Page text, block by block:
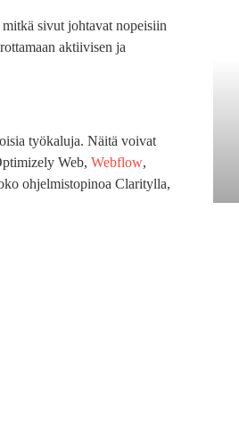
sivut johtavat nopeisiin
aktiivisen ja
työkaluja. Näitä voivat
Web, Webflow,
ohjelmistopinoa Claritylla,